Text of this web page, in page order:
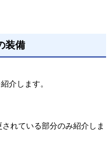
装備
介します。
れている部分のみ紹介しま